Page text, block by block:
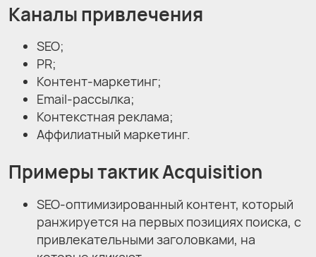
Каналы привлечения
SEO;
PR;
Контент-маркетинг;
Email-рассылка;
Контекстная реклама;
Аффилиатный маркетинг.
Примеры тактик Acquisition
SEO-оптимизированный контент, который
ранжируется на первых позициях поиска, с
привлекательными заголовками, на